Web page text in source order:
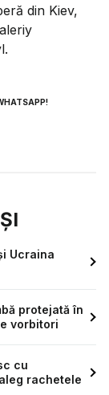
din Kiev,
Ucraina
protejată în
vorbitori
cu
rachetele